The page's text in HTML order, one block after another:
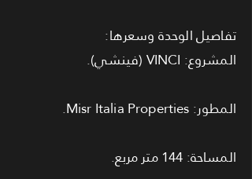
تفاصيل الوحدة وسعرها:
المشروع: VINCI (فينشي).
المطور: Misr Italia Properties.
المساحة: 144 متر مربع.